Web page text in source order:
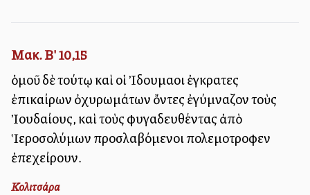
Μακ. Β' 10,15
ὁμοῦ δὲ τούτῳ καὶ οἱ Ἰδουμαῖοι ἐγκρατεῖς
ἐπικαίρων ὀχυρωμάτων ὄντες ἐγύμναζον τοὺς
Ἰουδαίους, καὶ τοὺς φυγαδευθέντας ἀπὸ
Ἱεροσολύμων προσλαβόμενοι πολεμοτροφεῖν
ἐπεχείρουν.
Κολιτσάρα